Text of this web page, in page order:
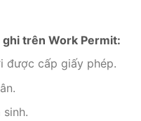
trên Work Permit:
được cấp giấy phép.